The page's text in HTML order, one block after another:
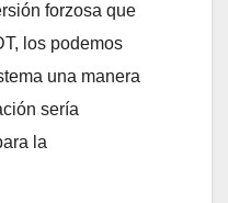
forzosa que
los podemos
una manera
sería
la